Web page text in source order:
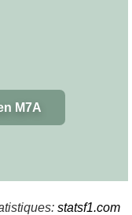
M7A
statsf1.com